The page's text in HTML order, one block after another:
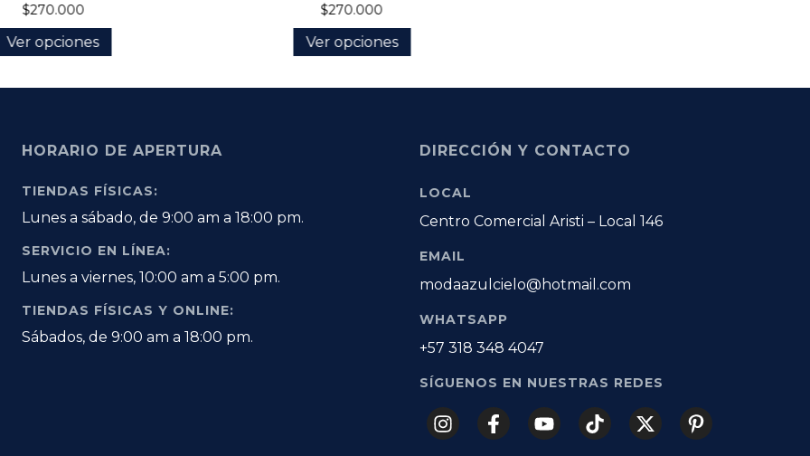
$270.000
Ver opciones
$270.000
Ver opciones
HORARIO DE APERTURA
TIENDAS FÍSICAS:
Lunes a sábado, de 9:00 am a 18:00 pm.
SERVICIO EN LÍNEA:
Lunes a viernes, 10:00 am a 5:00 pm.
TIENDAS FÍSICAS Y ONLINE:
Sábados, de 9:00 am a 18:00 pm.
DIRECCIÓN Y CONTACTO
LOCAL
Centro Comercial Aristi – Local 146
EMAIL
modaazulcielo@hotmail.com
WHATSAPP
+57 318 348 4047
SÍGUENOS EN NUESTRAS REDES